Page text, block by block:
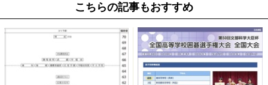
こちらの記事もおすすめ